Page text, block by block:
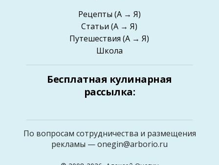
Рецепты (А → Я)
Статьи (А → Я)
Путешествия (А → Я)
Школа
Бесплатная кулинарная
рассылка:
По вопросам сотрудничества и размещения
рекламы —onegin@arborio.ru